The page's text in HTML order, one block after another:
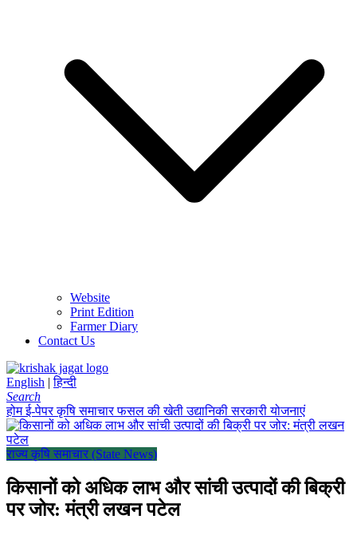
Website
Print Edition
Farmer Diary
Contact Us
English | हिन्दी
Search
होमई-पेपरकृषि समाचारफसल की खेतीउद्यानिकीसरकारी योजनाएं
राज्य कृषि समाचार (State News)
किसानों को अधिक लाभ और सांची उत्पादों की बिक्री
पर जोर: मंत्री लखन पटेल